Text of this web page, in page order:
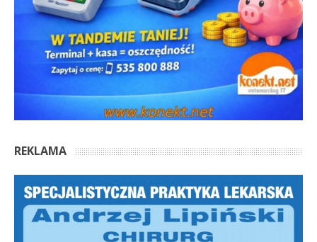
REKLAMA